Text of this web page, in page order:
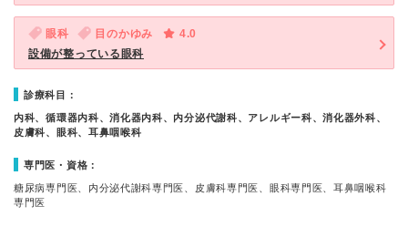
眼科 目のかゆみ
4.0
設備が整っている眼科
診療科目：
内科、循環器内科、消化器内科、内分泌代謝科、アレルギー科、消化器外科、
皮膚科、眼科、耳鼻咽喉科
専門医・資格：
糖尿病専門医、内分泌代謝科専門医、皮膚科専門医、眼科専門医、耳鼻咽喉科
専門医